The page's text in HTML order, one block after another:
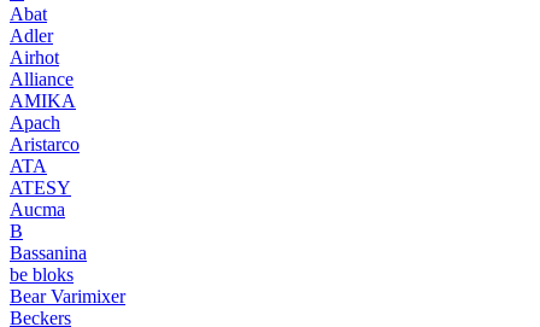
Abat
Adler
Airhot
Alliance
AMIKA
Apach
Aristarco
ATA
ATESY
Aucma
B
Bassanina
be bloks
Bear Varimixer
Beckers